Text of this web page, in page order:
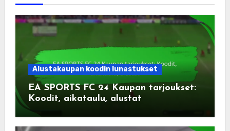
Alustakaupan koodin lunastukset
EA SPORTS FC 24 Kaupan tarjoukset:
Koodit, aikataulu, alustat